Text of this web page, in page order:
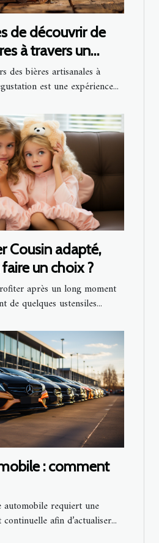
de découvrir de
à travers un
des bières artisanales à
est une expérience...
Cousin adapté,
un choix ?
après un long moment
de quelques ustensiles...
: comment
automobile requiert une
afin d’actualiser...